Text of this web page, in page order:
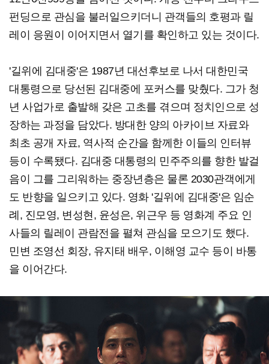
펀딩으로 관심을 불러일으키더니 관객들의 호평과 릴
레이 응원이 이어지면서 열기를 확인하고 있는 것이다.
'길위에 김대중'은 1987년 대선후보로 나서 대한민국
대통령으로 당선된 김대중에 포커스를 맞췄다. 그가 청
년 사업가로 출발해 갖은 고초를 겪으며 정치인으로 성
장하는 과정을 담았다. 방대한 양의 아카이브 자료와
최초 공개 자료, 역사적 순간을 함께한 이들의 인터뷰
등이 수록됐다. 김대중 대통령의 민주주의를 향한 발걸
음이 그를 그리워하는 중장년층은 물론 2030관객에게
도 반향을 일으키고 있다. 영화 '길위에 김대중'은 임순
례, 진모영, 변성현, 윤성은, 위근우 등 영화계 주요 인
사들의 릴레이 관람전을 펼쳐 관심을 모으기도 했다.
민변 조영선 회장, 유지태 배우, 이해영 교수 등이 바통
을 이어간다.